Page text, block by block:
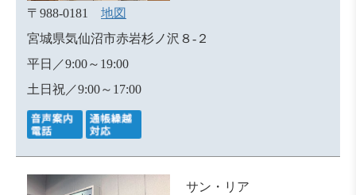
〒988-0181 地図
宮城県気仙沼市赤岩杉ノ沢８-２
平日／9:00～19:00
土日祝／9:00～17:00
サン・リア